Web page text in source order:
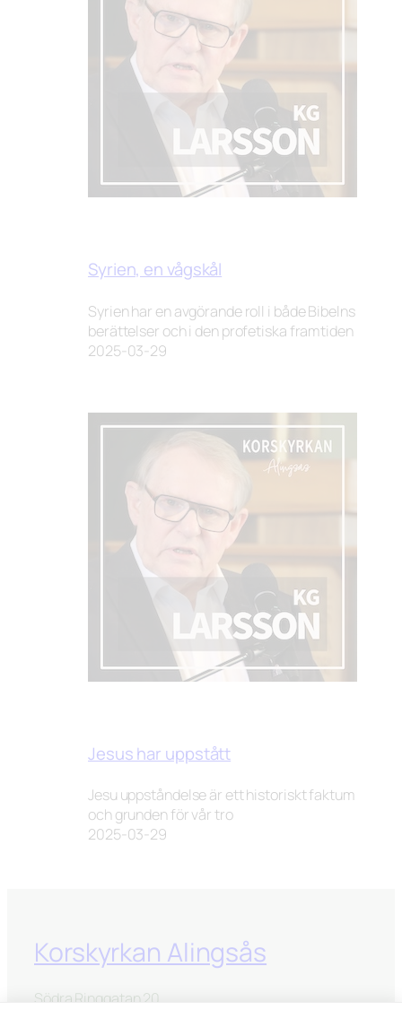
Syrien, en vågskål
Syrien har en avgörande roll i både Bibelns
berättelser och i den profetiska framtiden
2025-03-29
Jesus har uppstått
Jesu uppståndelse är ett historiskt faktum
och grunden för vår tro
2025-03-29
Korskyrkan Alingsås
Södra Ringgatan 20